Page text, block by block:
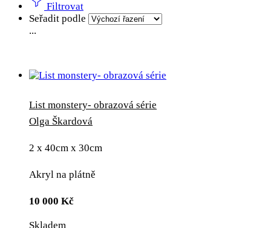
Filtrovat
Seřadit podle
...
List monstery- obrazová série
Olga Škardová
2 x 40cm x 30cm
Akryl na plátně
10 000 Kč
Skladem